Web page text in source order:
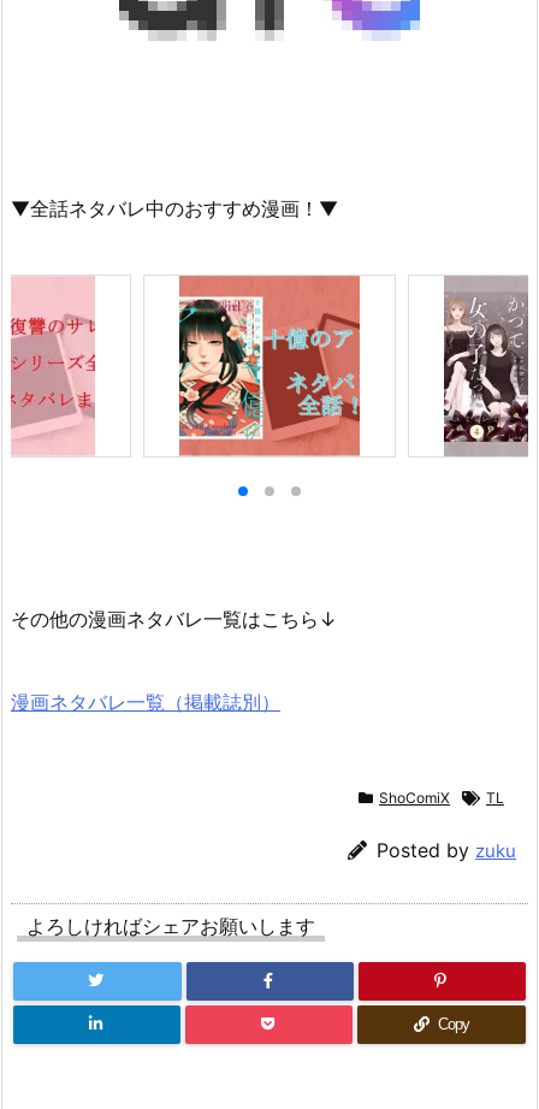
▼全話ネタバレ中のおすすめ漫画！▼
その他の漫画ネタバレ一覧はこちら↓
漫画ネタバレ一覧（掲載誌別）
ShoComiX TL
Posted by zuku
よろしければシェアお願いします
Copy